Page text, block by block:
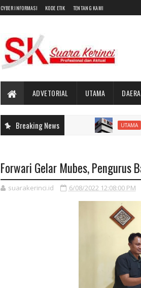
CYBER INFORMASI KODE ETIK TENTANG KAMI
ADVETORIAL UTAMA
Breaking News UTAMA Aktivis
Forwari Gelar Mubes, Pengurus
suarakerinci.id 6/08/2022 12:08:00 PM